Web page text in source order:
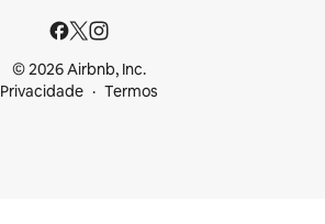
© 2026 Airbnb, Inc.
Privacidade
Termos